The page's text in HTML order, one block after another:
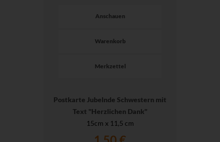
Anschauen
Warenkorb
Merkzettel
Postkarte Jubelnde Schwestern mit
Text "Herzlichen Dank"
15cm x 11,5 cm